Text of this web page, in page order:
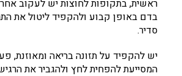
ראשית, בתקופות לחוצות יש לעקוב
בדם באופן קבוע ולהקפיד ליטול את
סדיר.
יש להקפיד על תזונה בריאה ומאוזנת,
המסייעת להפחית לחץ ולהגביר את